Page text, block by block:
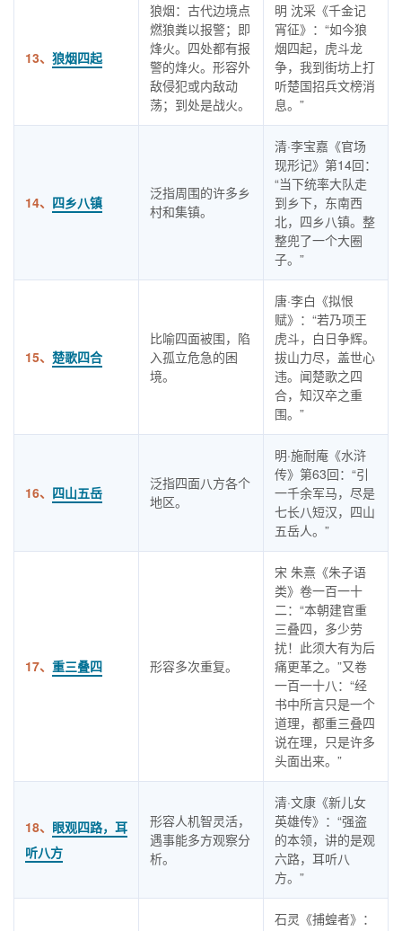
13、 狼烟四起
狼烟：古代边境点
燃狼粪以报警；即
烽火。四处都有报
警的烽火。形容外
敌侵犯或内敌动
荡；到处是战火。
明 沈采《千金记
宵征》：“如今狼
烟四起，虎斗龙
争，我到街坊上打
听楚国招兵文榜消
息。”
14、 四乡八镇
泛指周围的许多乡
村和集镇。
清·李宝嘉《官场
现形记》第14回：
“当下统率大队走
到乡下，东南西
北，四乡八镇。整
整兜了一个大圈
子。”
15、 楚歌四合
比喻四面被围，陷
入孤立危急的困
境。
唐·李白《拟恨
赋》：“若乃项王
虎斗，白日争辉。
拔山力尽，盖世心
违。闻楚歌之四
合，知汉卒之重
围。”
16、 四山五岳
泛指四面八方各个
地区。
明·施耐庵《水浒
传》第63回：“引
一千余军马，尽是
七长八短汉，四山
五岳人。”
17、 重三叠四 形容多次重复。
宋 朱熹《朱子语
类》卷一百一十
二：“本朝建官重
三叠四，多少劳
扰！此须大有为后
痛更革之。”又卷
一百一十八：“经
书中所言只是一个
道理，都重三叠四
说在理，只是许多
头面出来。”
18、 眼观四路，耳
听八方
形容人机智灵活，
遇事能多方观察分
析。
清·文康《新儿女
英雄传》：“强盗
的本领，讲的是观
六路，耳听八
方。”
石灵《捕蝗者》：